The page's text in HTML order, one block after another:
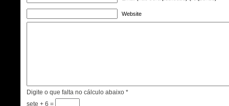
Website
Digite o que falta no cálculo abaixo *
sete + 6 =